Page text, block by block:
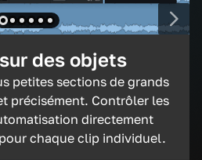
des objets
petites sections de grands
précisément. Contrôler les
directement
chaque clip individuel.